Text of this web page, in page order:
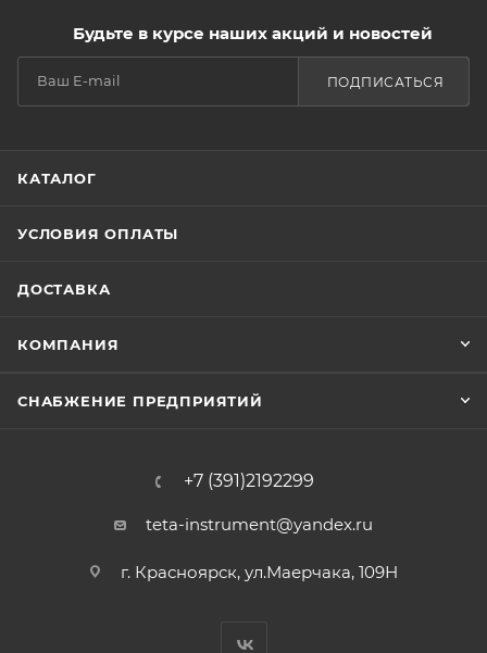
Будьте в курсе наших акций и новостей
ПОДПИСАТЬСЯ
КАТАЛОГ
УСЛОВИЯ ОПЛАТЫ
ДОСТАВКА
КОМПАНИЯ
СНАБЖЕНИЕ ПРЕДПРИЯТИЙ
+7 (391)2192299
teta-instrument@yandex.ru
г. Красноярск, ул.Маерчака, 109Н